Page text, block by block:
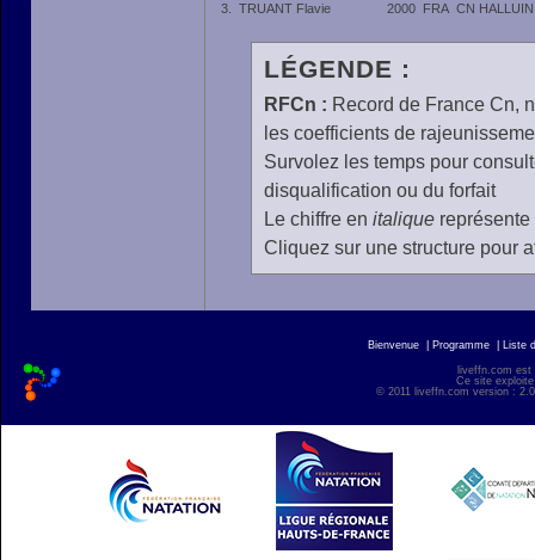
3.
TRUANT Flavie 2000 FRA CN HALLUIN
LÉGENDE :
RFCn : Record de France Cn,
les coefficients de
Survolez les temps pour
disqualification ou du forfait
Le chiffre en italiquereprésente
Cliquez sur une structure pour
Bienvenue Programme Liste
liveffn.com est
Ce site
© 2011 liveffn.com version :